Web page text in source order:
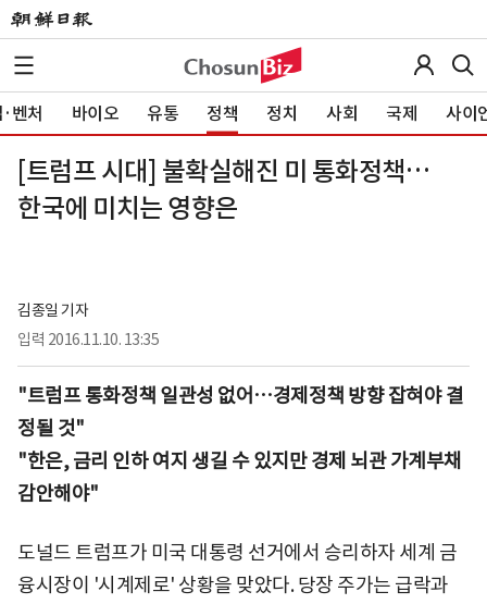
벤처 바이오 유통 정책 정치 사회 국제 사이
[트럼프 시대] 불확실해진 미 통화정책…
한국에 미치는 영향은
김종일 기자
입력 2016.11.10. 13:35
"트럼프 통화정책 일관성 없어…경제정책 방향 잡혀야 결
정될 것"
"한은, 금리 인하 여지 생길 수 있지만 경제 뇌관 가계부채
감안해야"
도널드 트럼프가 미국 대통령 선거에서 승리하자 세계 금
융시장이 '시계제로' 상황을 맞았다. 당장 주가는 급락과